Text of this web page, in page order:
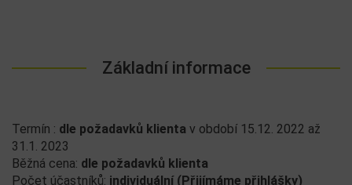
Základní informace
Termín : dle požadavků klienta v období 15.12. 2022 až
31.1. 2023
Běžná cena: dle požadavků klienta
Počet účastníků: individuální (Přijímáme přihlášky)